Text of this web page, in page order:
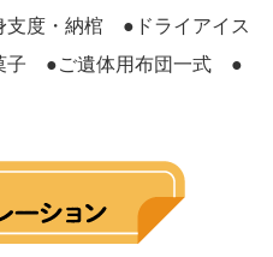
度・納棺 ●ドライアイス
子 ●ご遺体用布団一式 ●